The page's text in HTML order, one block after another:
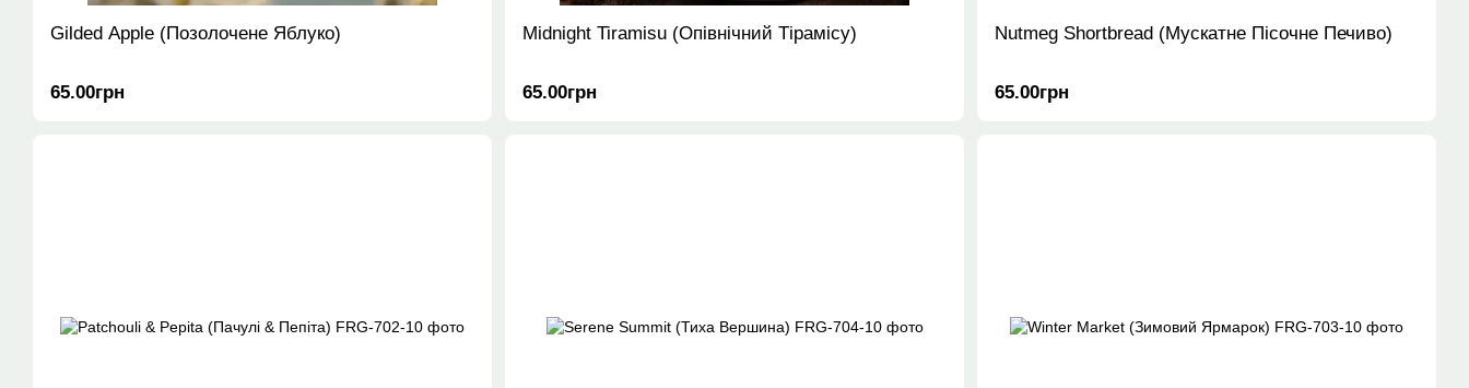
Gilded Apple (Позолочене Яблуко)
65.00грн
Midnight Tiramisu (Опівнічний Тірамісу)
65.00грн
Nutmeg Shortbread (Мускатне Пісочне Печиво)
65.00грн